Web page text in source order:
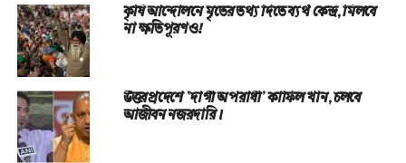
কৃষি আন্দোলনে মৃতের তথ‌্য দিতে ব্যর্থ কেন্দ্র, মিলবে
না ক্ষতিপূরণও!
উত্তরপ্রদেশে ‘দাগী অপরাধী’ কাফিল খান, চলবে
আজীবন নজরদারি।